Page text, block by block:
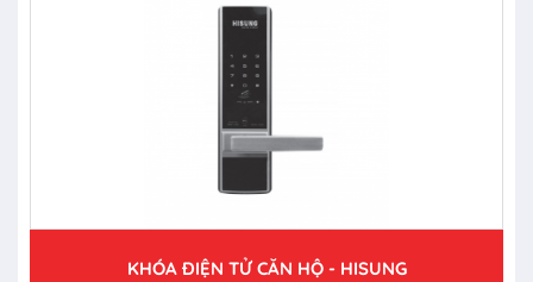
KHÓA ĐIỆN TỬ CĂN HỘ - HISUNG